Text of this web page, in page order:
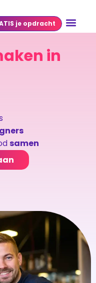
je opdracht
in
samen